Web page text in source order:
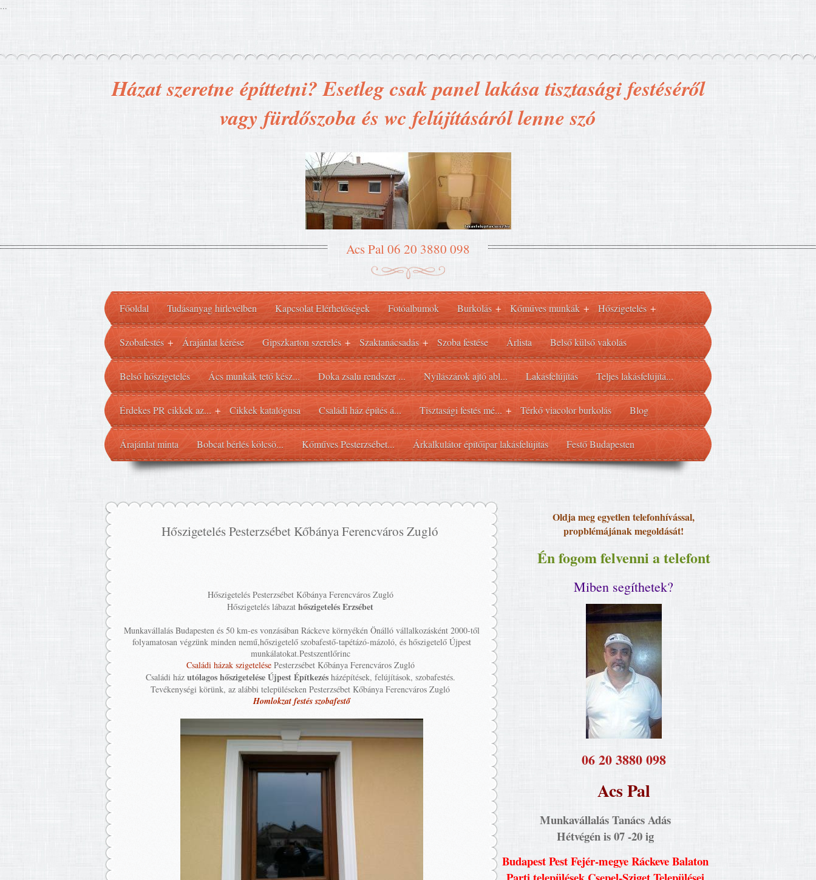
...
Házat szeretne építtetni? Esetleg csak panel lakása tisztasági festéséről
vagy fürdőszoba és wc felújításáról lenne szó
Acs Pal 06 20 3880 098
Főoldal Tudásanyag hírlevélben Kapcsolat Elérhetőségek Fotóalbumok Burkolás + Kőműves munkák + Hőszigetelés +
Szobafestés + Árajánlat kérése Gipszkarton szerelés + Szaktanácsadás + Szoba festése Árlista Belső külső vakolás
Belső hőszigetelés Ács munkák tető kész... Doka zsalu rendszer ... Nyílászárok ajtó abl... Lakásfelújítás Teljes lakásfelújítá...
Érdekes PR cikkek az... + Cikkek katalógusa Családi ház építés á... Tisztasági festés mé... + Térkő viacolor burkolás Blog
Árajánlat minta Bobcat bérlés kölcsö... Kőműves Pesterzsébet... Árkalkulátor építőipar lakásfelújítás Festő Budapesten
Hőszigetelés Pesterzsébet Kőbánya Ferencváros Zugló
Hőszigetelés Pesterzsébet Kőbánya Ferencváros Zugló
Hőszigetelés lábazat hőszigetelés Erzsébet
Munkavállalás Budapesten és 50 km-es vonzásában Ráckeve környékén Önálló vállalkozásként 2000-től
folyamatosan végzünk minden nemű,hőszigetelő szobafestő-tapétázó-mázoló, és hőszigetelő Újpest
munkálatokat.Pestszentlőrinc
Családi házak szigetelésePesterzsébet Kőbánya Ferencváros Zugló
Családi ház utólagos hőszigetelése Újpest Építkezésházépítések, felújítások, szobafestés.
Tevékenységi körünk, az alábbi településeken Pesterzsébet Kőbánya Ferencváros Zugló
Homlokzat festés szobafestő
Oldja meg egyetlen telefonhívással,
propblémájának megoldását!
Én fogom felvenni a telefont
Miben segíthetek?
​06 20 3880 098
Acs Pal
Munkavállalás Tanács Adás
Hétvégén is 07 -20 ig
Budapest Pest Fejér-megye Ráckeve Balaton